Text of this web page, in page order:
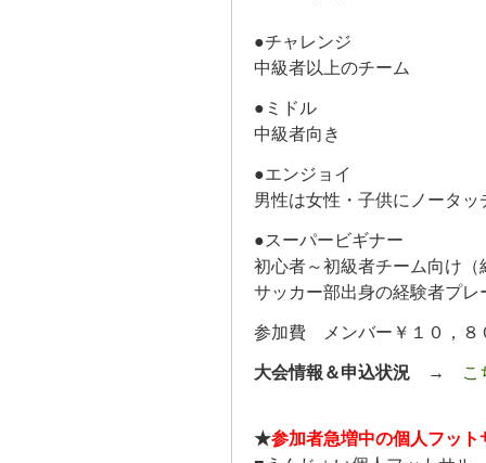
●チャレンジ
中級者以上のチーム
●ミドル
中級者向き
●エンジョイ
男性は女性・子供にノータッ
●スーパービギナー
初心者～初級者チーム向け
サッカー部出身の経験者プ
参加費 メンバー￥１０，
大会情報＆申込状況 → こ
★参加者急増中の個人フット